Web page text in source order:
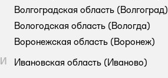
Волгоградская область (Волгоград)
Вологодская область (Вологда)
Воронежская область (Воронеж)
И
Ивановская область (Иваново)